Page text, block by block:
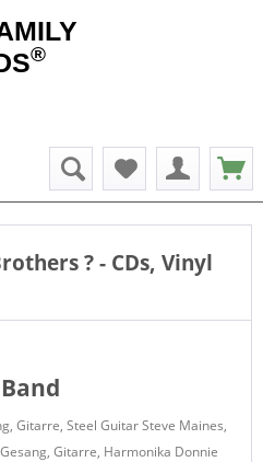
®
? - CDs, Vinyl
Gitarre, Steel Guitar Steve Maines,
Gitarre, Harmonika Donnie